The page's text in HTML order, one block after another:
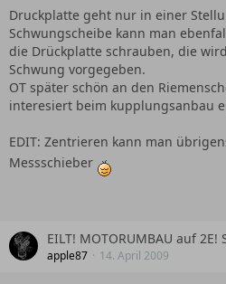
Druckplatte geht nur in einer
Schwungscheibe kann man
die Drückplatte schrauben, die
Schwung vorgegeben.
OT später schön an den
interesiert beim kupplungsanbau
EDIT: Zentrieren kann man
Messschieber
EILT! MOTORUMBAU auf
apple87 14. April 2009